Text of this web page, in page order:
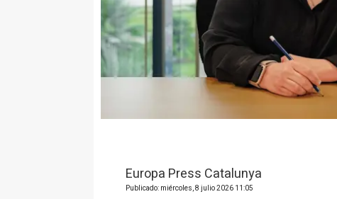
Europa Press Catalunya
Publicado: miércoles, 8 julio 2026 11:05